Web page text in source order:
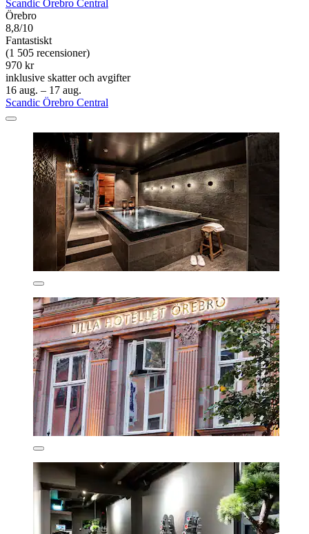
Scandic Örebro Central
Örebro
8,8/10
Fantastiskt
(1 505 recensioner)
970 kr
inklusive skatter och avgifter
16 aug. – 17 aug.
Scandic Örebro Central